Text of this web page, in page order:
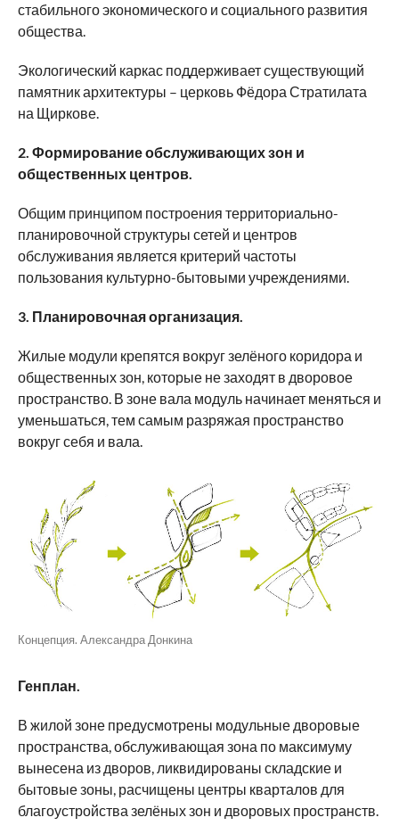
стабильного экономического и социального развития
общества.
Экологический каркас поддерживает существующий
памятник архитектуры – церковь Фёдора Стратилата
на Щиркове.
2. Формирование обслуживающих зон и
общественных центров.
Общим принципом построения территориально-
планировочной структуры сетей и центров
обслуживания является критерий частоты
пользования культурно-бытовыми учреждениями.
3. Планировочная организация.
Жилые модули крепятся вокруг зелёного коридора и
общественных зон, которые не заходят в дворовое
пространство. В зоне вала модуль начинает меняться и
уменьшаться, тем самым разряжая пространство
вокруг себя и вала.
Концепция. Александра Донкина
Генплан.
В жилой зоне предусмотрены модульные дворовые
пространства, обслуживающая зона по максимуму
вынесена из дворов, ликвидированы складские и
бытовые зоны, расчищены центры кварталов для
благоустройства зелёных зон и дворовых пространств.